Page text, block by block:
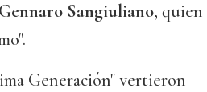
Sangiuliano, quien
Generación" vertieron